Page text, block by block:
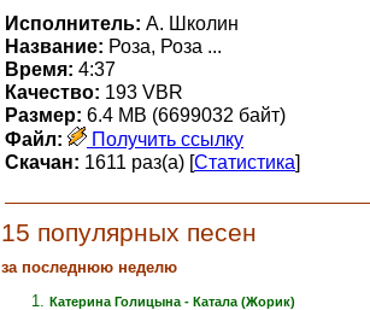
Исполнитель: А. Школин
Название: Роза, Роза ...
Время: 4:37
Качество: 193 VBR
Размер: 6.4 MB (6699032 байт)
Файл:
Получить ссылку
Скачан: 1611 раз(а) [Статистика]
15 популярных песен
за последнюю неделю
Катерина Голицына - Катала (Жорик)